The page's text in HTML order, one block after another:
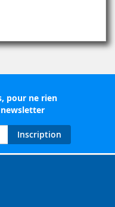
pour ne rien
Inscription